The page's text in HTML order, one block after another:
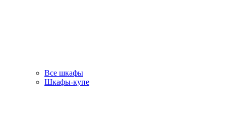
Все шкафы
Шкафы-купе